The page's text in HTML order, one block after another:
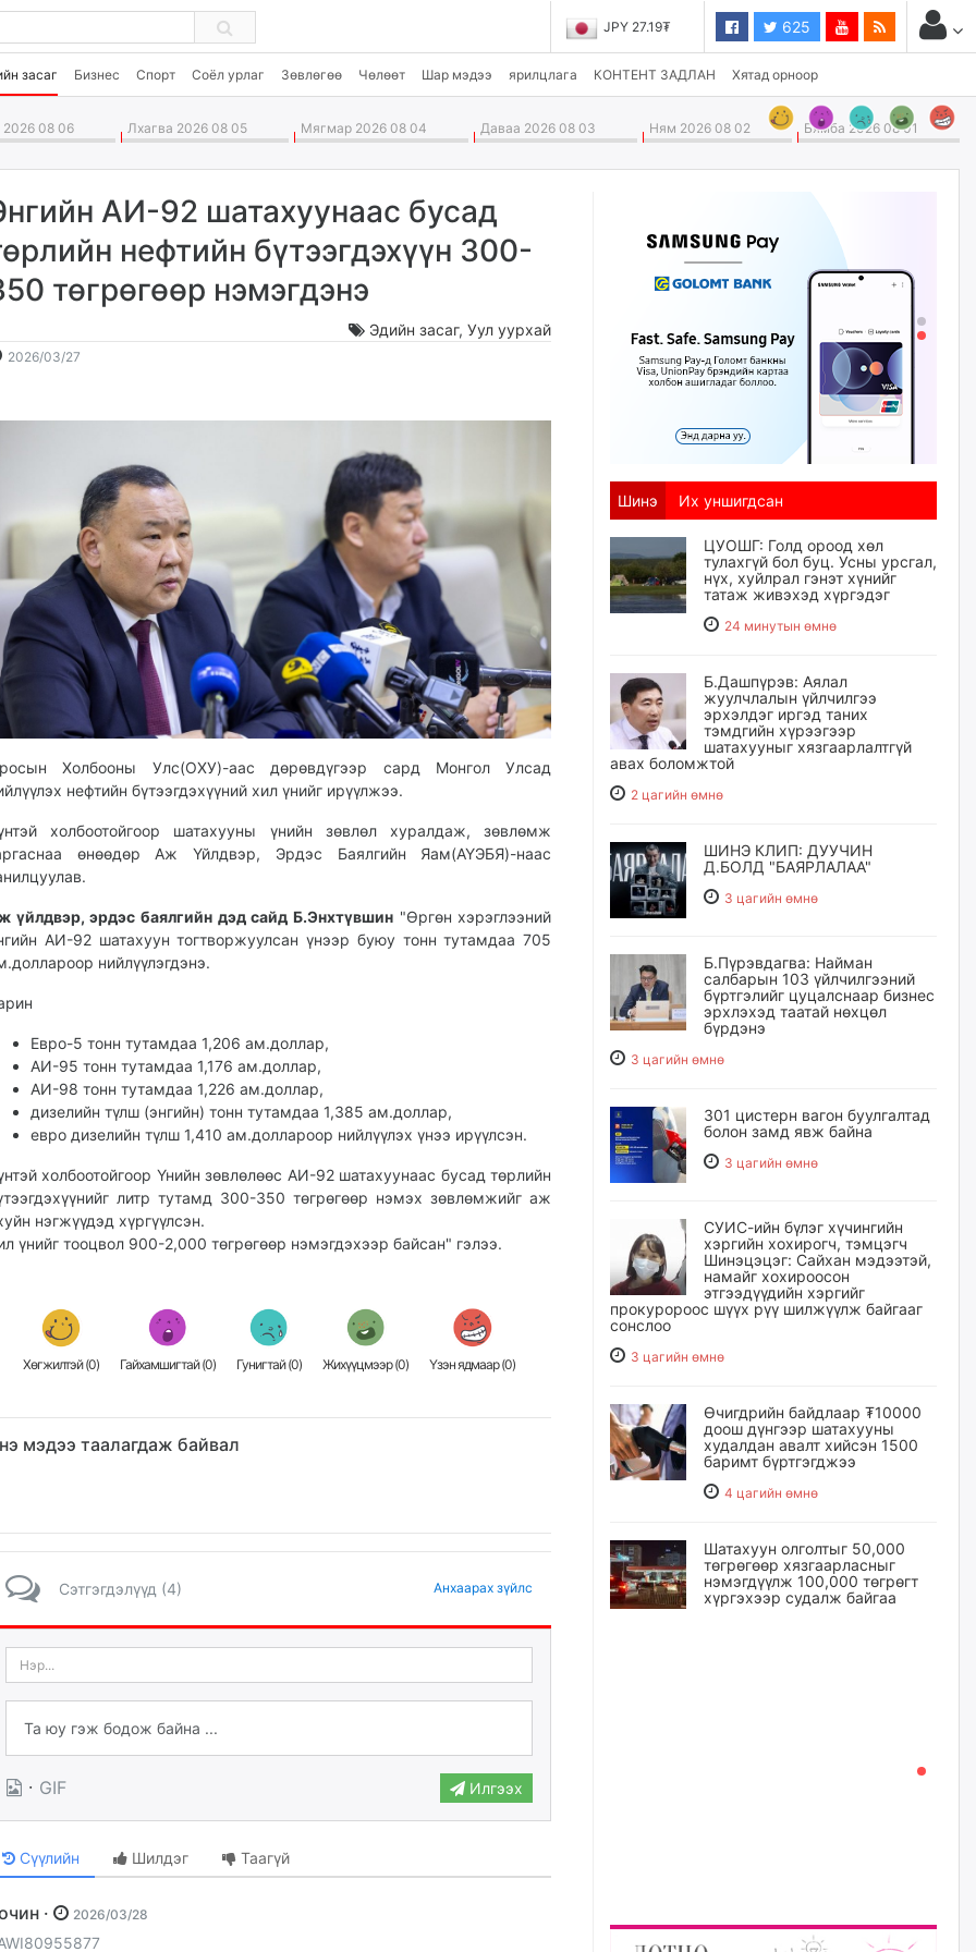
JPY 27.19₮ 625
засаг Бизнес Спорт Соёл урлаг Зөвлөгөө Чөлөөт Шар мэдээ ярилцлага КОНТЕНТ ЗАДЛАН Хятад орноор
08 06 Лхагва 2026 08 05 Мягмар 2026 08 04 Даваа 2026 08 03 Ням 2026 08 02 Бямба 2026 08 01
АИ-92 шатахуунаас бусад
нефтийн бүтээгдэхүүн 300-
төгрөгөөр нэмэгдэнэ
Эдийн засаг,Уул уурхай
2026/03/27
Холбооны Улс(ОХУ)-аас дөрөвдүгээр сард Монгол Улсад
нефтийн бүтээгдэхүүний хил үнийг ирүүлжээ.
холбоотойгоор шатахууны үнийн зөвлөл хуралдаж, зөвлөмж
өнөөдөр Аж Үйлдвэр, Эрдэс Баялгийн Яам(АҮЭБЯ)-наас
үйлдвэр, эрдэс баялгийн дэд сайд Б.Энхтүвшин"Өргөн хэрэглээний
АИ-92 шатахуун тогтворжуулсан үнээр буюу тонн тутамдаа 705
нийлүүлэгдэнэ.
Евро-5 тонн тутамдаа 1,206 ам.доллар,
АИ-95 тонн тутамдаа 1,176 ам.доллар,
АИ-98 тонн тутамдаа 1,226 ам.доллар,
дизелийн түлш (энгийн) тонн тутамдаа 1,385 ам.доллар,
евро дизелийн түлш 1,410 ам.доллароор нийлүүлэх үнээ ирүүлсэн.
холбоотойгоор Үнийн зөвлөлөөс АИ-92 шатахуунаас бусад төрлийн
литр тутамд 300-350 төгрөгөөр нэмэх зөвлөмжийг аж
нэгжүүдэд хүргүүлсэн.
үнийг тооцвол 900-2,000 төгрөгөөр нэмэгдэхээр байсан" гэлээ.
Хөгжилтэй (0) Гайхамшигтай (0) Гунигтай (0) Жихүүцмээр (0) Үзэн ядмаар (0)
мэдээ таалагдаж байвал
Сэтгэгдэлүүд (4) Анхаарах зүйлс
· GIF Илгээх
Сүүлийн Шилдэг Таагүй
Зочин · 2026/03/28
Шинэ Их уншигдсан
ЦУОШГ: Голд ороод хөл
тулахгүй бол буц. Усны урсгал,
нүх, хуйлрал гэнэт хүнийг
татаж живэхэд хүргэдэг
24 минутын өмнө
Б.Дашпүрэв: Аялал
жуулчлалын үйлчилгээ
эрхэлдэг иргэд таних
тэмдгийн хүрээгээр
шатахууныг хязгаарлалтгүй
авах боломжтой
2 цагийн өмнө
ШИНЭ КЛИП: ДУУЧИН
Д.БОЛД "БАЯРЛАЛАА"
3 цагийн өмнө
Б.Пүрэвдагва: Найман
салбарын 103 үйлчилгээний
бүртгэлийг цуцалснаар бизнес
эрхлэхэд таатай нөхцөл
бүрдэнэ
3 цагийн өмнө
301 цистерн вагон буулгалтад
болон замд явж байна
3 цагийн өмнө
СУИС-ийн бүлэг хүчингийн
хэргийн хохирогч, тэмцэгч
Шинэцэцэг: Сайхан мэдээтэй,
намайг хохироосон
этгээдүүдийн хэргийг
прокуророос шүүх рүү шилжүүлж байгааг
сонслоо
3 цагийн өмнө
Өчигдрийн байдлаар ₮10000
доош дүнгээр шатахууны
худалдан авалт хийсэн 1500
баримт бүртгэгджээ
4 цагийн өмнө
Шатахуун олголтыг 50,000
төгрөгөөр хязгаарласныг
нэмэгдүүлж 100,000 төгрөгт
хүргэхээр судалж байгаа
5 цагийн өмнө